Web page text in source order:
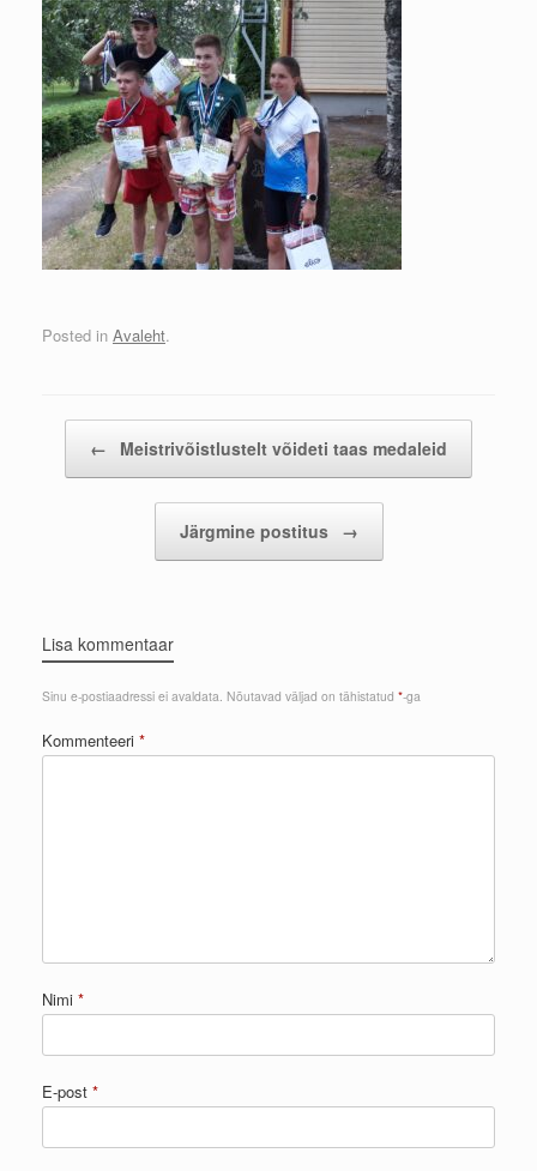
Posted in Avaleht.
← Meistrivõistlustelt võideti taas medaleid
Järgmine postitus →
Lisa kommentaar
Sinu e-postiaadressi ei avaldata. Nõutavad väljad on tähistatud *-ga
Kommenteeri *
Nimi *
E-post *